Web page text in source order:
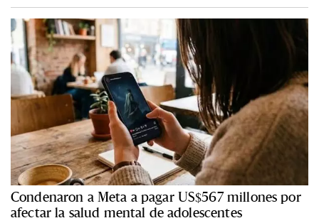
Condenaron a Meta a pagar US$567 millones por
afectar la salud mental de adolescentes